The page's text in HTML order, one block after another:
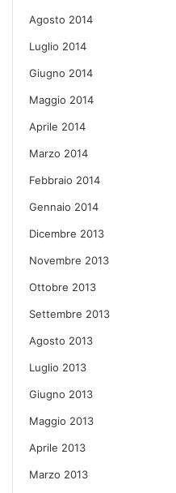
Agosto 2014
Luglio 2014
Giugno 2014
Maggio 2014
Aprile 2014
Marzo 2014
Febbraio 2014
Gennaio 2014
Dicembre 2013
Novembre 2013
Ottobre 2013
Settembre 2013
Agosto 2013
Luglio 2013
Giugno 2013
Maggio 2013
Aprile 2013
Marzo 2013